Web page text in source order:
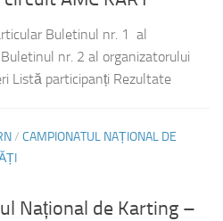
Buletinul nr. 1 al
nr. 2 al organizatorului
Listă participanți Rezultate
/ CAMPIONATUL NAȚIONAL DE
Național de Karting –